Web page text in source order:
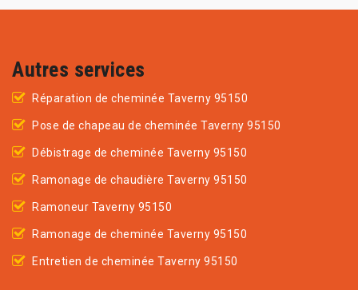
Autres services
Réparation de cheminée Taverny 95150
Pose de chapeau de cheminée Taverny 95150
Débistrage de cheminée Taverny 95150
Ramonage de chaudière Taverny 95150
Ramoneur Taverny 95150
Ramonage de cheminée Taverny 95150
Entretien de cheminée Taverny 95150